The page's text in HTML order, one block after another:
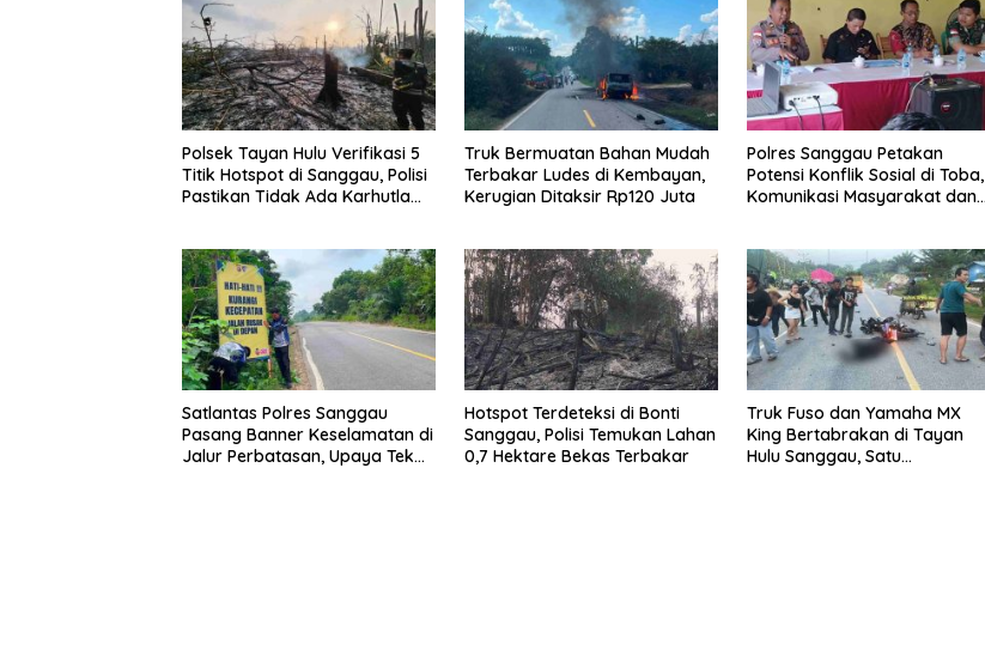
Polsek Tayan Hulu Verifikasi 5
Titik Hotspot di Sanggau, Polisi
Pastikan Tidak Ada Karhutla
Truk Bermuatan Bahan Mudah
Terbakar Ludes di Kembayan,
Kerugian Ditaksir Rp120 Juta
Polres Sanggau Petakan
Potensi Konflik Sosial di Toba,
Komunikasi Masyarakat dan
Satlantas Polres Sanggau
Pasang Banner Keselamatan di
Jalur Perbatasan, Upaya Tekan
Hotspot Terdeteksi di Bonti
Sanggau, Polisi Temukan Lahan
0,7 Hektare Bekas Terbakar
Truk Fuso dan Yamaha MX
King Bertabrakan di Tayan
Hulu Sanggau, Satu